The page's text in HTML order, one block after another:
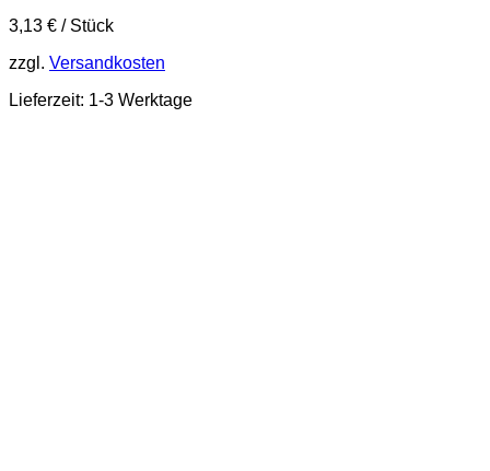
3,13 € / Stück
zzgl. Versandkosten
Lieferzeit: 1-3 Werktage